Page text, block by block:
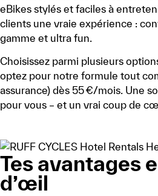
eBikes stylés et faciles à
clients une vraie expérience :
gamme et ultra fun.
Choisissez parmi plusieurs
optez pour notre formule tout
assurance) dès 55 €/mois. Une
pour vous – et un vrai coup de
Tes avantages
d’œil